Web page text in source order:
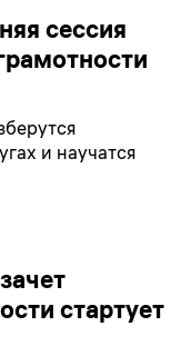
сессия
и научатся
стартует